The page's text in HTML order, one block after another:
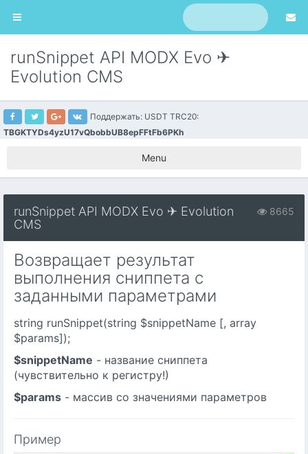
runSnippet API MODX Evo ✈
Evolution CMS
Поддержать: USDT TRC20:
TBGKTYDs4yzU17vQbobbUB8epFFtFb6PKh
Menu
8665
runSnippet API MODX Evo ✈ Evolution
CMS
Возвращает результат
выполнения сниппета с
заданными параметрами
string runSnippet(string $snippetName [, array
$params]);
$snippetName - название сниппета
(чувствительно к регистру!)
$params - массив со значениями параметров
Пример